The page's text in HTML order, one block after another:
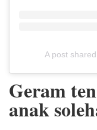
A post
Geram
anak